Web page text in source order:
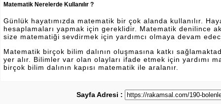
Matematik Nerelerde Kullanılır ?
Günlük hayatımızda matematik bir çok alanda kullanılır.
hesaplamaları yapmak için gereklidir. Matematik denilince
size matematiği sevdirmek için yardımcı olmaya devam
Matematik birçok bilim dalının oluşmasına katkı
yer alır. Bilimler var olan olayları ifade etmek için yardımı
birçok bilim dalının kapısı matematik ile aralanır.
Sayfa Adresi :